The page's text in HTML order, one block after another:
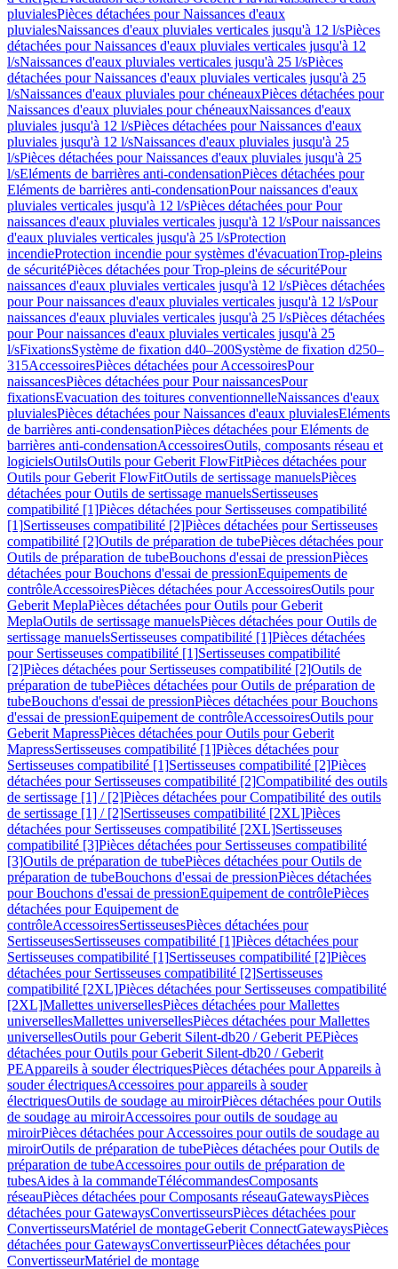
pluvialesPièces détachées pour Naissances d'eaux
pluvialesNaissances d'eaux pluviales verticales jusqu'à 12 l/sPièces
détachées pour Naissances d'eaux pluviales verticales jusqu'à 12
l/sNaissances d'eaux pluviales verticales jusqu'à 25 l/sPièces
détachées pour Naissances d'eaux pluviales verticales jusqu'à 25
l/sNaissances d'eaux pluviales pour chéneauxPièces détachées pour
Naissances d'eaux pluviales pour chéneauxNaissances d'eaux
pluviales jusqu'à 12 l/sPièces détachées pour Naissances d'eaux
pluviales jusqu'à 12 l/sNaissances d'eaux pluviales jusqu'à 25
l/sPièces détachées pour Naissances d'eaux pluviales jusqu'à 25
l/sEléments de barrières anti-condensationPièces détachées pour
Eléments de barrières anti-condensationPour naissances d'eaux
pluviales verticales jusqu'à 12 l/sPièces détachées pour Pour
naissances d'eaux pluviales verticales jusqu'à 12 l/sPour naissances
d'eaux pluviales verticales jusqu'à 25 l/sProtection
incendieProtection incendie pour systèmes d'évacuationTrop-pleins
de sécuritéPièces détachées pour Trop-pleins de sécuritéPour
naissances d'eaux pluviales verticales jusqu'à 12 l/sPièces détachées
pour Pour naissances d'eaux pluviales verticales jusqu'à 12 l/sPour
naissances d'eaux pluviales verticales jusqu'à 25 l/sPièces détachées
pour Pour naissances d'eaux pluviales verticales jusqu'à 25
l/sFixationsSystème de fixation d40–200Système de fixation d250–
315AccessoiresPièces détachées pour AccessoiresPour
naissancesPièces détachées pour Pour naissancesPour
fixationsEvacuation des toitures conventionnelleNaissances d'eaux
pluvialesPièces détachées pour Naissances d'eaux pluvialesEléments
de barrières anti-condensationPièces détachées pour Eléments de
barrières anti-condensationAccessoiresOutils, composants réseau et
logicielsOutilsOutils pour Geberit FlowFitPièces détachées pour
Outils pour Geberit FlowFitOutils de sertissage manuelsPièces
détachées pour Outils de sertissage manuelsSertisseuses
compatibilité [1]Pièces détachées pour Sertisseuses compatibilité
[1]Sertisseuses compatibilité [2]Pièces détachées pour Sertisseuses
compatibilité [2]Outils de préparation de tubePièces détachées pour
Outils de préparation de tubeBouchons d'essai de pressionPièces
détachées pour Bouchons d'essai de pressionEquipements de
contrôleAccessoiresPièces détachées pour AccessoiresOutils pour
Geberit MeplaPièces détachées pour Outils pour Geberit
MeplaOutils de sertissage manuelsPièces détachées pour Outils de
sertissage manuelsSertisseuses compatibilité [1]Pièces détachées
pour Sertisseuses compatibilité [1]Sertisseuses compatibilité
[2]Pièces détachées pour Sertisseuses compatibilité [2]Outils de
préparation de tubePièces détachées pour Outils de préparation de
tubeBouchons d'essai de pressionPièces détachées pour Bouchons
d'essai de pressionEquipement de contrôleAccessoiresOutils pour
Geberit MapressPièces détachées pour Outils pour Geberit
MapressSertisseuses compatibilité [1]Pièces détachées pour
Sertisseuses compatibilité [1]Sertisseuses compatibilité [2]Pièces
détachées pour Sertisseuses compatibilité [2]Compatibilité des outils
de sertissage [1] / [2]Pièces détachées pour Compatibilité des outils
de sertissage [1] / [2]Sertisseuses compatibilité [2XL]Pièces
détachées pour Sertisseuses compatibilité [2XL]Sertisseuses
compatibilité [3]Pièces détachées pour Sertisseuses compatibilité
[3]Outils de préparation de tubePièces détachées pour Outils de
préparation de tubeBouchons d'essai de pressionPièces détachées
pour Bouchons d'essai de pressionEquipement de contrôlePièces
détachées pour Equipement de
contrôleAccessoiresSertisseusesPièces détachées pour
SertisseusesSertisseuses compatibilité [1]Pièces détachées pour
Sertisseuses compatibilité [1]Sertisseuses compatibilité [2]Pièces
détachées pour Sertisseuses compatibilité [2]Sertisseuses
compatibilité [2XL]Pièces détachées pour Sertisseuses compatibilité
[2XL]Mallettes universellesPièces détachées pour Mallettes
universellesMallettes universellesPièces détachées pour Mallettes
universellesOutils pour Geberit Silent-db20 / Geberit PEPièces
détachées pour Outils pour Geberit Silent-db20 / Geberit
PEAppareils à souder électriquesPièces détachées pour Appareils à
souder électriquesAccessoires pour appareils à souder
électriquesOutils de soudage au miroirPièces détachées pour Outils
de soudage au miroirAccessoires pour outils de soudage au
miroirPièces détachées pour Accessoires pour outils de soudage au
miroirOutils de préparation de tubePièces détachées pour Outils de
préparation de tubeAccessoires pour outils de préparation de
tubesAides à la commandeTélécommandesComposants
réseauPièces détachées pour Composants réseauGatewaysPièces
détachées pour GatewaysConvertisseursPièces détachées pour
ConvertisseursMatériel de montageGeberit ConnectGatewaysPièces
détachées pour GatewaysConvertisseurPièces détachées pour
ConvertisseurMatériel de montage